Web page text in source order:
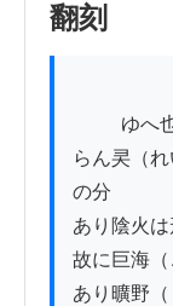
翻刻
らん㚑（
の分
あり陰火
故に巨海
あり曠野